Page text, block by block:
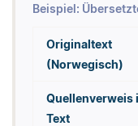
Beispiel:
Originaltext
(Norwegisch)
Quellenverweis
Text